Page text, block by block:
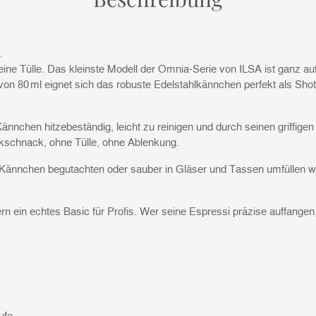
Tülle. Das kleinste Modell der Omnia-Serie von ILSA ist ganz
80 ml eignet sich das robuste Edelstahlkännchen perfekt als
hitzebeständig, leicht zu reinigen und durch seinen
ohne Tülle, ohne Ablenkung.
begutachten oder sauber in Gläser und Tassen umfüllen
ein echtes Basic für Profis. Wer seine Espressi präzise